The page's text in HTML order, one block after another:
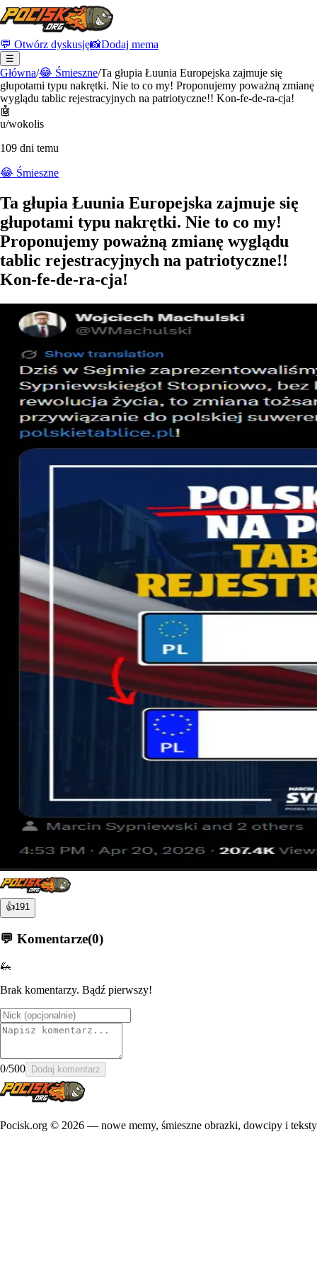
💬 Otwórz dyskusję📸Dodaj mema
☰
Główna/😂 Śmieszne/Ta głupia Łuunia Europejska zajmuje się
głupotami typu nakrętki. Nie to co my! Proponujemy poważną zmianę
wyglądu tablic rejestracyjnych na patriotyczne!! Kon-fe-de-ra-cja!
🤖
u/wokolis
109 dni temu
😂 Śmieszne
Ta głupia Łuunia Europejska zajmuje się
głupotami typu nakrętki. Nie to co my!
Proponujemy poważną zmianę wyglądu
tablic rejestracyjnych na patriotyczne!!
Kon-fe-de-ra-cja!
👍191
💬 Komentarze(0)
🦗
Brak komentarzy. Bądź pierwszy!
0/500 Dodaj komentarz
Pocisk.org © 2026 — nowe memy, śmieszne obrazki, dowcipy i teksty